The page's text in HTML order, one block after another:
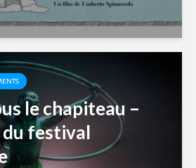
le chapiteau –
festival